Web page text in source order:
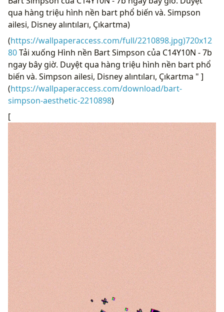
qua hàng triệu hình nền bart phổ biến và. Simpson
ailesi, Disney alıntıları, Çıkartma)
(https://wallpaperaccess.com/full/2210898.jpg)720x12
80Tải xuống Hình nền Bart Simpson của C14Y10N - 7b
ngay bây giờ. Duyệt qua hàng triệu hình nền bart phổ
biến và. Simpson ailesi, Disney alıntıları, Çıkartma " ]
(https://wallpaperaccess.com/download/bart-
simpson-aesthetic-2210898)
[